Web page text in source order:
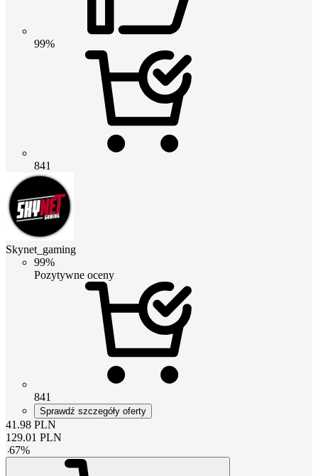
99%
841
Skynet_gaming
99%
Pozytywne oceny
841
Sprawdź szczegóły oferty
41.98 PLN
129.01 PLN
-67%